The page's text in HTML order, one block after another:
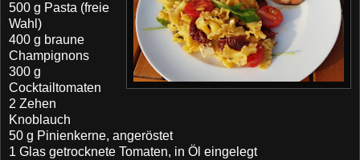
500 g Pasta (freie
Wahl)
400 g braune
Champignons
300 g
Cocktailtomaten
2 Zehen
Knoblauch
50 g Pinienkerne, angeröstet
1 Glas getrocknete Tomaten, in Öl eingelegt